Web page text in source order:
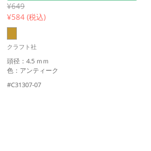
¥649
¥584 (税込)
クラフト社
頭径：4.5 ｍｍ
色：アンティーク
#C31307-07